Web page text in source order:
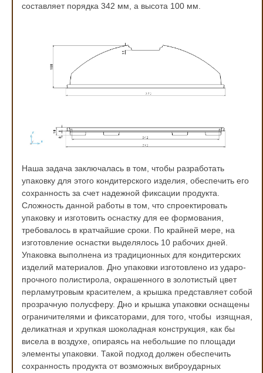
составляет порядка 342 мм, а высота 100 мм.
Наша задача заключалась в том, чтобы разработать
упаковку для этого кондитерского изделия, обеспечить его
сохранность за счет надежной фиксации продукта.
Сложность данной работы в том, что спроектировать
упаковку и изготовить оснастку для ее формования,
требовалось в кратчайшие сроки. По крайней мере, на
изготовление оснастки выделялось 10 рабочих дней.
Упаковка выполнена из традиционных для кондитерских
изделий материалов. Дно упаковки изготовлено из ударо-
прочного полистирола, окрашенного в золотистый цвет
перламутровым красителем, а крышка представляет собой
прозрачную полусферу. Дно и крышка упаковки оснащены
ограничителями и фиксаторами, для того, чтобы изящная,
деликатная и хрупкая шоколадная конструкция, как бы
висела в воздухе, опираясь на небольшие по площади
элементы упаковки. Такой подход должен обеспечить
сохранность продукта от возможных виброударных